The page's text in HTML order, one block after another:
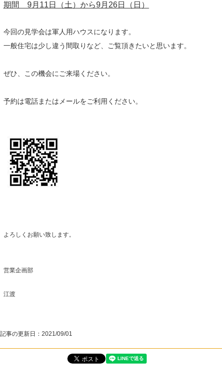
期間 9月11日（土）から9月26日（日）
今回の見学会は軍人用ハウスになります。
一般住宅は少し違う間取りなど、ご覧頂きたいと思います。
ぜひ、この機会にご来場ください。
予約は電話またはメールをご利用ください。
よろしくお願い致します。
営業企画部
江渡
記事の更新日： 2021/09/01